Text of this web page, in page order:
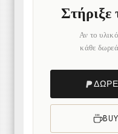
Στήριξε
Αν το
κάθε